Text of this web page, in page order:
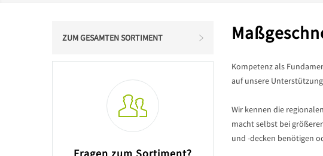
ZUM GESAMTEN SORTIMENT
Kompetenz als
auf unsere
Wir kennen die
macht selbst bei
und -decken benötigen